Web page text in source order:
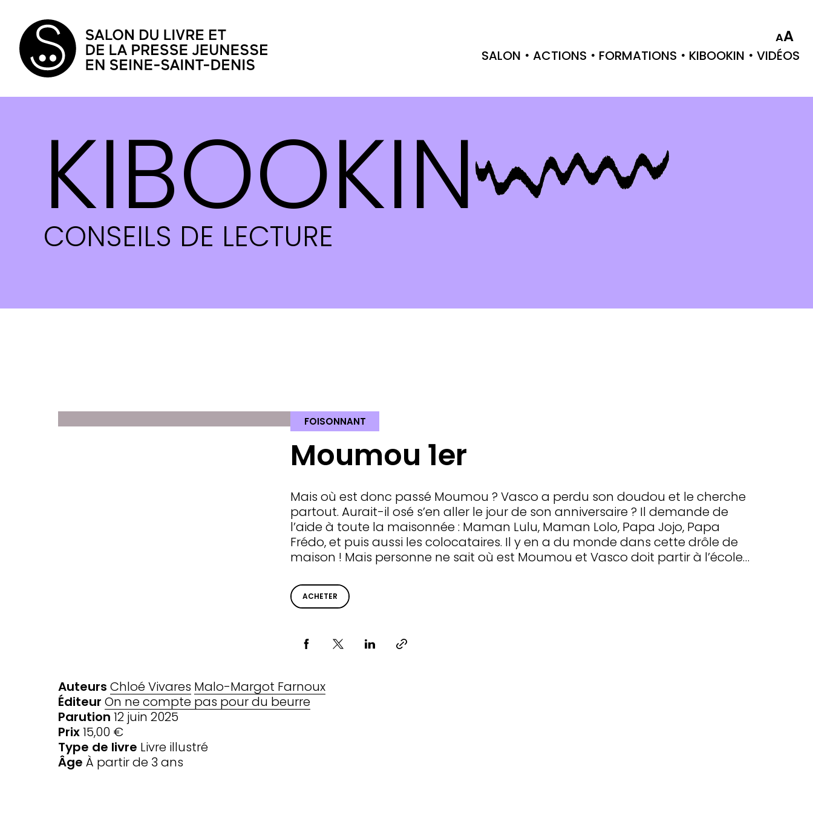
AA
SALON ACTIONS FORMATIONS KIBOOKIN VIDÉOS
KIBOOKIN
CONSEILS DE LECTURE
FOISONNANT
Moumou 1er
Mais où est donc passé Moumou ? Vasco a perdu son doudou et le cherche
partout. Aurait-il osé s’en aller le jour de son anniversaire ? Il demande de
l’aide à toute la maisonnée : Maman Lulu, Maman Lolo, Papa Jojo, Papa
Frédo, et puis aussi les colocataires. Il y en a du monde dans cette drôle de
maison ! Mais personne ne sait où est Moumou et Vasco doit partir à l’école…
ACHETER
Partager via
Auteurs Chloé Vivares Malo-Margot Farnoux
Éditeur On ne compte pas pour du beurre
Parution 12 juin 2025
Prix15,00 €
Type de livre Livre illustré
Âge À partir de 3 ans